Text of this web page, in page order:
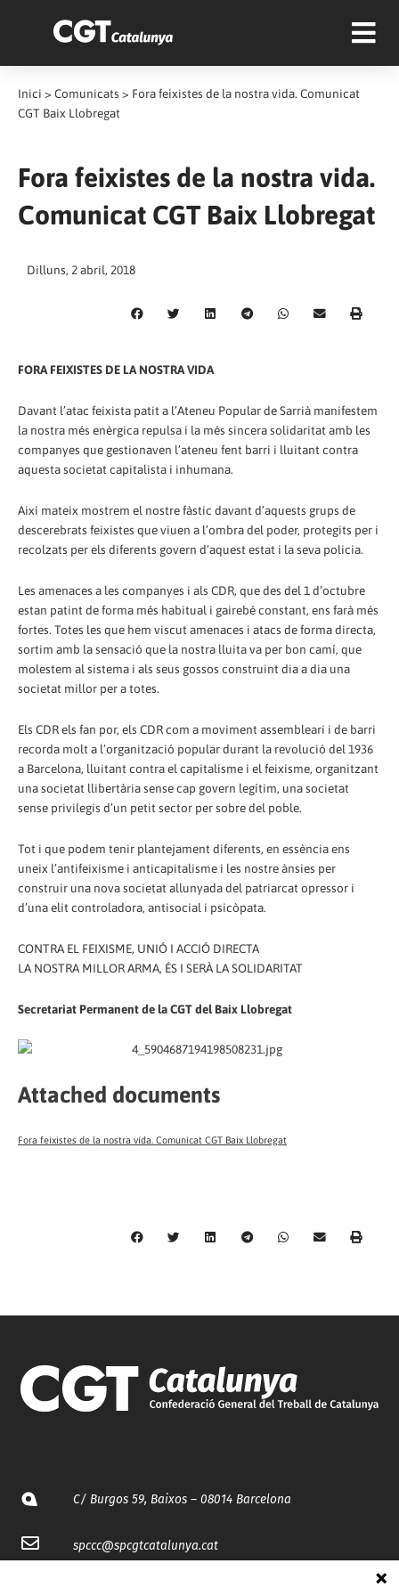
Inici > Comunicats > Fora feixistes de la nostra vida. Comunicat
CGT Baix Llobregat
Fora feixistes de la nostra vida.
Comunicat CGT Baix Llobregat
Dilluns, 2 abril, 2018
FORA FEIXISTES DE LA NOSTRA VIDA
Davant l’atac feixista patit a l’Ateneu Popular de Sarrià manifestem
la nostra més enèrgica repulsa i la més sincera solidaritat amb les
companyes que gestionaven l’ateneu fent barri i lluitant contra
aquesta societat capitalista i inhumana.
Així mateix mostrem el nostre fàstic davant d’aquests grups de
descerebrats feixistes que viuen a l’ombra del poder, protegits per i
recolzats per els diferents govern d’aquest estat i la seva policia.
Les amenaces a les companyes i als CDR, que des del 1 d’octubre
estan patint de forma més habitual i gairebé constant, ens farà més
fortes. Totes les que hem viscut amenaces i atacs de forma directa,
sortim amb la sensació que la nostra lluita va per bon camí, que
molestem al sistema i als seus gossos construint dia a dia una
societat millor per a totes.
Els CDR els fan por, els CDR com a moviment assembleari i de barri
recorda molt a l’organització popular durant la revolució del 1936
a Barcelona, lluitant contra el capitalisme i el feixisme, organitzant
una societat llibertària sense cap govern legítim, una societat
sense privilegis d’un petit sector per sobre del poble.
Tot i que podem tenir plantejament diferents, en essència ens
uneix l’antifeixisme i anticapitalisme i les nostre ànsies per
construir una nova societat allunyada del patriarcat opressor i
d’una elit controladora, antisocial i psicòpata.
CONTRA EL FEIXISME, UNIÓ I ACCIÓ DIRECTA
LA NOSTRA MILLOR ARMA, ÉS I SERÀ LA SOLIDARITAT
Secretariat Permanent de la CGT del Baix Llobregat
Attached documents
Fora feixistes de la nostra vida. Comunicat CGT Baix Llobregat
C/ Burgos 59, Baixos – 08014 Barcelona
spccc@spcgtcatalunya.cat